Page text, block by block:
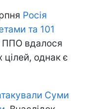
Росія
та 101
вдалося
цілей, однак є
Суми